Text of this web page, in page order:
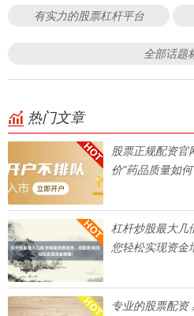
有实力的股票杠杆平台
全部话题
热门文章
股票正规配资官
价”药品质量如何
杠杆炒股最大几
您轻松实现资金
专业的股票配资